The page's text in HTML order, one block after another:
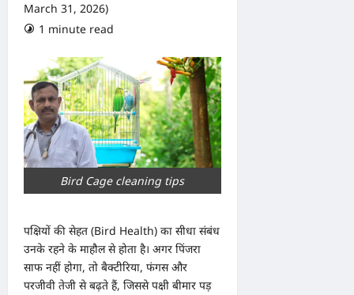
March 31, 2026)
1 minute read
Bird Cage cleaning tips
पक्षियों की सेहत (Bird Health) का सीधा संबंध
उनके रहने के माहौल से होता है। अगर पिंजरा
साफ नहीं होगा, तो बैक्टीरिया, फंगस और
परजीवी तेजी से बढ़ते हैं, जिससे पक्षी बीमार पड़